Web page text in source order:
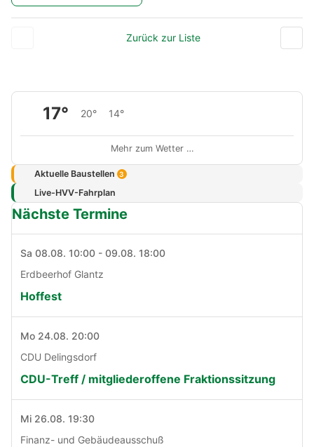
Zurück zur Liste
17° 20° 14°
Mehr zum Wetter …
Aktuelle Baustellen 3
Live-HVV-Fahrplan
Nächste Termine
Sa 08.08. 10:00 - 09.08. 18:00
Erdbeerhof Glantz
Hoffest
Mo 24.08. 20:00
CDU Delingsdorf
CDU-Treff / mitgliederoffene Fraktionssitzung
Mi 26.08. 19:30
Finanz- und Gebäudeausschuß